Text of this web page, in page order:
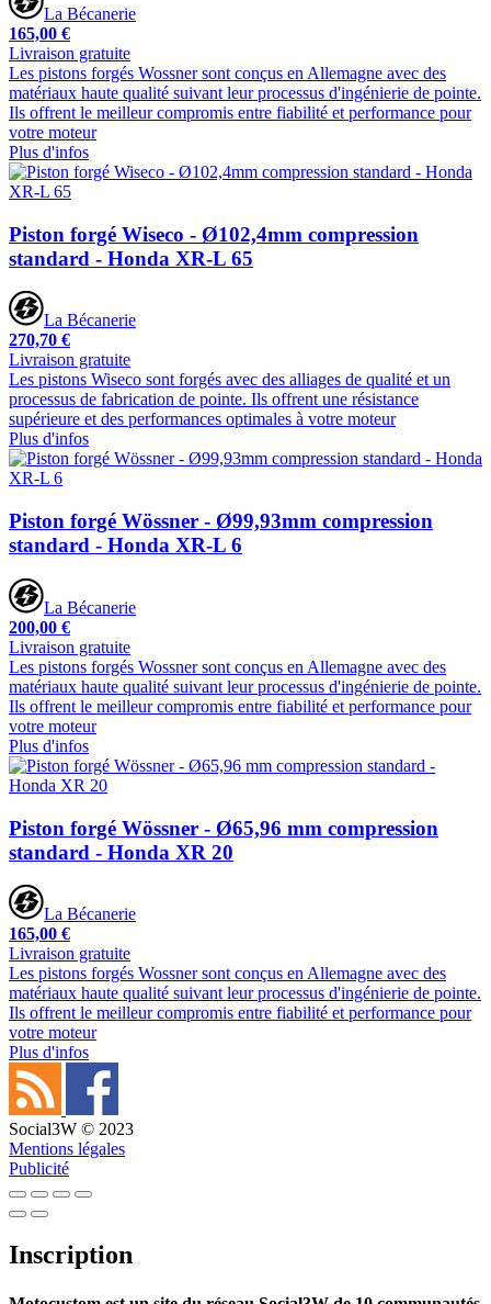
La Bécanerie
165,00 €
Livraison gratuite
Les pistons forgés Wossner sont conçus en Allemagne avec des
matériaux haute qualité suivant leur processus d'ingénierie de pointe.
Ils offrent le meilleur compromis entre fiabilité et performance pour
votre moteur
Plus d'infos
Piston forgé Wiseco - Ø102,4mm compression
standard - Honda XR-L 65
La Bécanerie
270,70 €
Livraison gratuite
Les pistons Wiseco sont forgés avec des alliages de qualité et un
processus de fabrication de pointe. Ils offrent une résistance
supérieure et des performances optimales à votre moteur
Plus d'infos
Piston forgé Wössner - Ø99,93mm compression
standard - Honda XR-L 6
La Bécanerie
200,00 €
Livraison gratuite
Les pistons forgés Wossner sont conçus en Allemagne avec des
matériaux haute qualité suivant leur processus d'ingénierie de pointe.
Ils offrent le meilleur compromis entre fiabilité et performance pour
votre moteur
Plus d'infos
Piston forgé Wössner - Ø65,96 mm compression
standard - Honda XR 20
La Bécanerie
165,00 €
Livraison gratuite
Les pistons forgés Wossner sont conçus en Allemagne avec des
matériaux haute qualité suivant leur processus d'ingénierie de pointe.
Ils offrent le meilleur compromis entre fiabilité et performance pour
votre moteur
Plus d'infos
Social3W © 2023
Mentions légales
Publicité
Inscription